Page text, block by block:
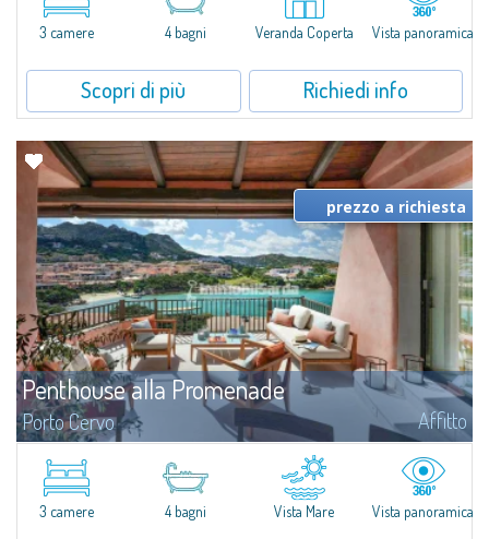
Costa Smeralda.La casa, da poco completamente ristrutturata, si compone
di...3 camere 4 bagni Veranda Coperta Vista panoramica
Scopri di più Richiedi info
Penthouse alla Promenade
Porto Cervo Affitto
Nel cuore di Porto Cervo, affacciato sulla prestigiosa Promenade du Port,
Penthouse Promenade è un meraviglioso attico appena ristrutturato, che
offre una delle più spettacolari viste mare dell’intera Costa...
prezzo a richiesta
3 camere 4 bagni Vista Mare Vista panoramica